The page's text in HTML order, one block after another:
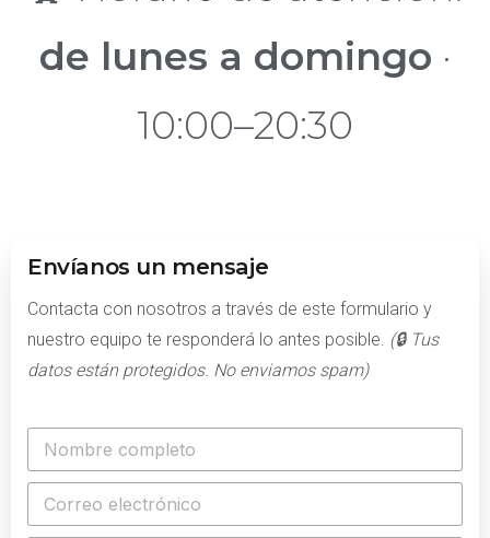
de lunes a domingo ·
10:00–20:30
Envíanos un mensaje
Contacta con nosotros a través de este formulario y
nuestro equipo te responderá lo antes posible. (🔒 Tus
datos están protegidos. No enviamos spam)